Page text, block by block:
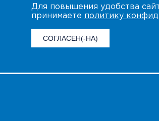
Для повышения удобства
принимаете политику
СОГЛАСЕН(-НА)